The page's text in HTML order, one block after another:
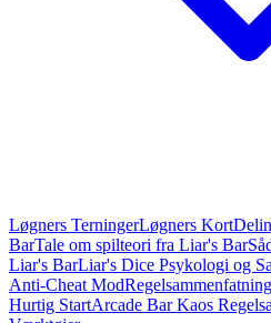
Løgners TerningerLøgners Kort
BarTale om spilteori fra Liar's Bar
Liar's BarLiar's Dice Psykologi og
Anti-Cheat Mod
Hurtig StartArcade Bar Kaos